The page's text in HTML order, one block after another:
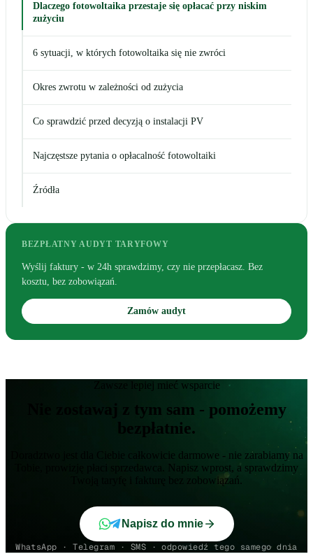
Dlaczego fotowoltaika przestaje się opłacać przy niskim
zużyciu
6 sytuacji, w których fotowoltaika się nie zwróci
Okres zwrotu w zależności od zużycia
Co sprawdzić przed decyzją o instalacji PV
Najczęstsze pytania o opłacalność fotowoltaiki
Źródła
BEZPŁATNY AUDYT TARYFOWY
Wyślij faktury - w 24h sprawdzimy, czy nie przepłacasz. Bez
kosztu, bez zobowiązań.
Zamów audyt
Zawsze lepiej mieć wsparcie
Nie zostawaj z tym sam - pomożemy
bezpłatnie.
Doradztwo jest dla Ciebie całkowicie darmowe - nie zarabiamy na
Tobie, prowizję płaci sprzedawca. Napisz wprost, a sprawdzimy
Twoją taryfę i fakturę bez zobowiązań.
Napisz do mnie
WhatsApp · Telegram · SMS · odpowiedź tego samego dnia